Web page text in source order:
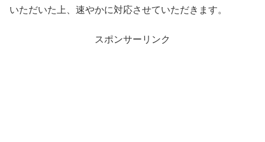
いただいた上、速やかに対応させていただきます。
スポンサーリンク